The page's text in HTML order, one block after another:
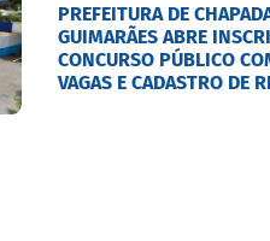
PREFEITURA DE
GUIMARÃES ABRE
CONCURSO PÚBLICO
VAGAS E CADASTRO DE